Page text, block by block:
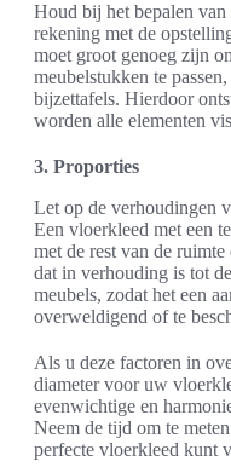
Houd bij het bepalen
rekening met de
moet groot genoeg zijn
meubelstukken te
bijzettafels. Hierdoor
worden alle elementen
3. Proporties
Let op de verhoudingen
Een vloerkleed met een
met de rest van de
dat in verhouding is tot
meubels, zodat het een
overweldigend of te
Als u deze factoren in
diameter voor uw
evenwichtige en
Neem de tijd om te
perfecte vloerkleed kunt